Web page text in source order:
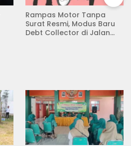
Rampas Motor Tanpa
Surat Resmi, Modus Baru
Debt Collector di Jalan